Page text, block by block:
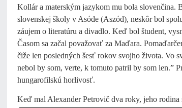
Kollár a materským jazykom mu bola slovenčina.
slovenskej školy v Asóde (Aszód), neskôr bol
záujem o literatúru a divadlo. Keď bol študent,
Časom sa začal považovať za Maďara.
čiže len posledných šesť rokov svojho života. Vo
nebol by som, verte, k tomuto patril by som len.”
hungarofilskú horlivosť.
Keď mal Alexander Petrovič dva roky, jeho rodina